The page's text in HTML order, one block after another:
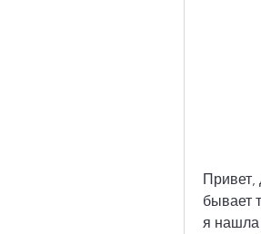
Привет,
бывает
я нашла